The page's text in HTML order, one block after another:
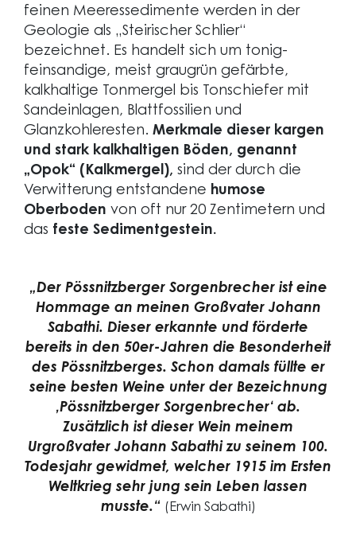
feinen Meeressedimente werden in der
Geologie als „Steirischer Schlier“
bezeichnet. Es handelt sich um tonig-
feinsandige, meist graugrün gefärbte,
kalkhaltige Tonmergel bis Tonschiefer mit
Sandeinlagen, Blattfossilien und
Glanzkohleresten. Merkmale dieser kargen
und stark kalkhaltigen Böden, genannt
„Opok“ (Kalkmergel), sind der durch die
Verwitterung entstandene humose
Oberboden von oft nur 20 Zentimetern und
das feste Sedimentgestein.
„Der Pössnitzberger Sorgenbrecher ist eine
Hommage an meinen Großvater Johann
Sabathi. Dieser erkannte und förderte
bereits in den 50er-Jahren die Besonderheit
des Pössnitzberges. Schon damals füllte er
seine besten Weine unter der Bezeichnung
‚Pössnitzberger Sorgenbrecher‘ ab.
Zusätzlich ist dieser Wein meinem
Urgroßvater Johann Sabathi zu seinem 100.
Todesjahr gewidmet, welcher 1915 im Ersten
Weltkrieg sehr jung sein Leben lassen
musste.“ (Erwin Sabathi)